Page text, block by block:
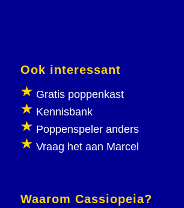
Ook interessant
Gratis poppenkast
Kennisbank
Poppenspeler anders
Vraag het aan Marcel
Waarom Cassiopeia?